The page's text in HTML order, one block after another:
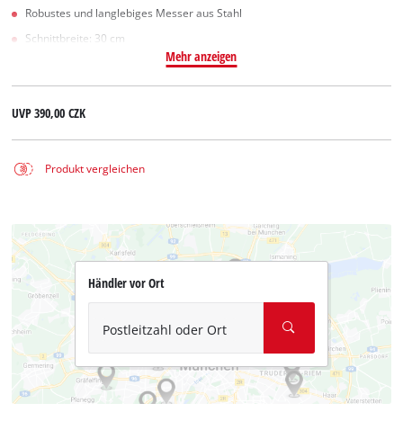
Robustes und langlebiges Messer aus Stahl
Schnittbreite: 30 cm
Mehr anzeigen
UVP390,00 CZK
Produkt vergleichen
Händler vor Ort
Postleitzahl oder Ort